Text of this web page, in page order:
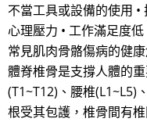
不當工具或設備的使用 •
心理壓力 • 工作滿足度
常見肌肉骨骼傷病的健
體脊椎骨是支撐人體的
(T1~T12)、腰椎(L1~L5)
根受其包護，椎骨間有